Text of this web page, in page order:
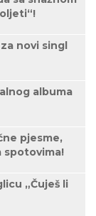
novi singl
albuma
pjesme,
spotovima!
„Čuješ li